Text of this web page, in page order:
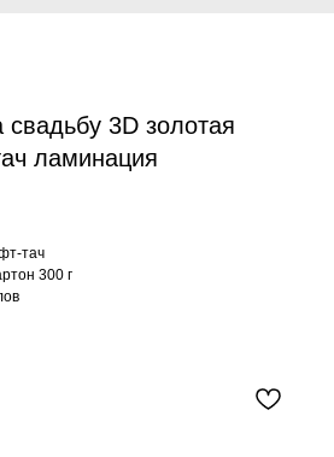
3D золотая
ламинация
тач
300 г